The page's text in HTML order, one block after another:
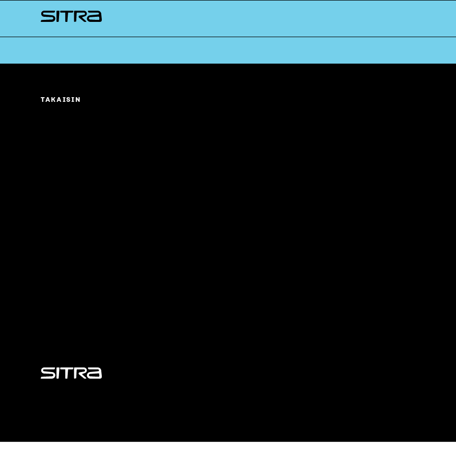
↓
Sitra
TAKAISIN
Sitra